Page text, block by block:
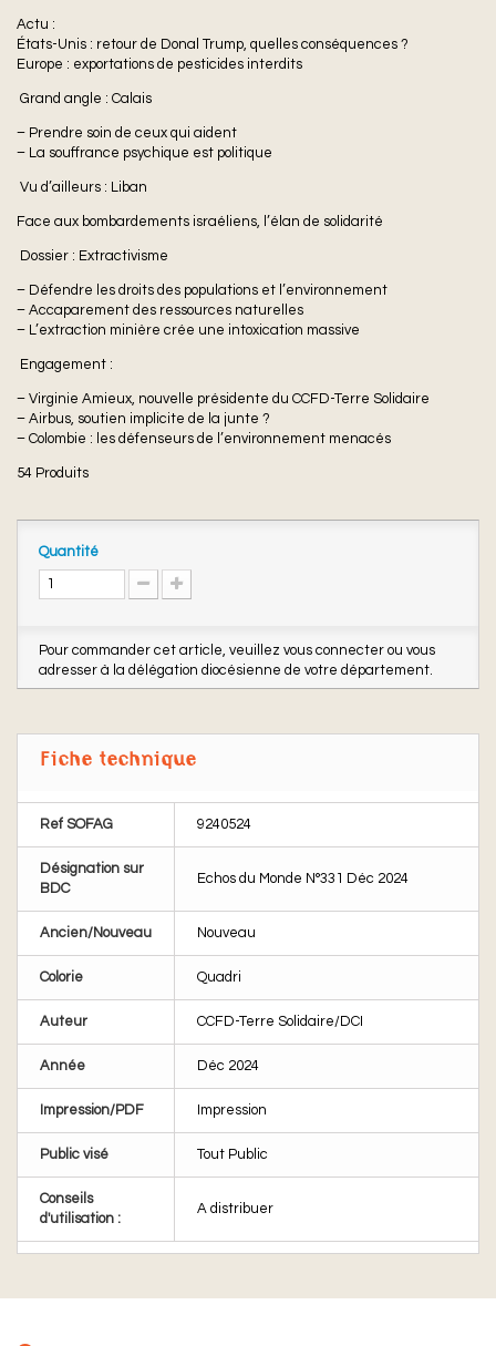
Actu :
États-Unis : retour de Donal Trump, quelles conséquences ?
Europe : exportations de pesticides interdits
Grand angle : Calais
– Prendre soin de ceux qui aident
– La souffrance psychique est politique
Vu d’ailleurs : Liban
Face aux bombardements israéliens, l’élan de solidarité
Dossier : Extractivisme
– Défendre les droits des populations et l’environnement
– Accaparement des ressources naturelles
– L’extraction minière crée une intoxication massive
Engagement :
– Virginie Amieux, nouvelle présidente du CCFD-Terre Solidaire
– Airbus, soutien implicite de la junte ?
– Colombie : les défenseurs de l’environnement menacés
54 Produits
Quantité
Pour commander cet article, veuillez vous connecter ou vous
adresser à la délégation diocésienne de votre département.
Fiche technique
Ref SOFAG 9240524
Désignation sur
BDC
Echos du Monde N°331 Déc 2024
Ancien/Nouveau Nouveau
Colorie Quadri
Auteur CCFD-Terre Solidaire/DCI
Année Déc 2024
Impression/PDF Impression
Public visé Tout Public
Conseils
d'utilisation :
A distribuer